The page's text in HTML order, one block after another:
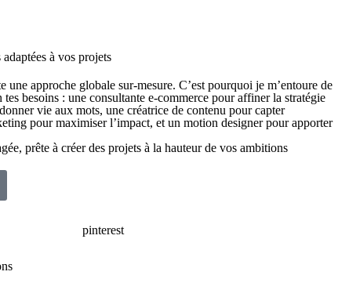
à vos projets
approche globale sur-mesure. C’est pourquoi je m’entoure de
besoins : une consultante e-commerce pour affiner la stratégie
vie aux mots, une créatrice de contenu pour capter
pour maximiser l’impact, et un motion designer pour apporter
prête à créer des projets à la hauteur de vos ambitions
pinterest